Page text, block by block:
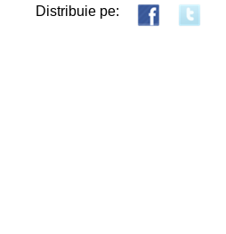
Distribuie pe: